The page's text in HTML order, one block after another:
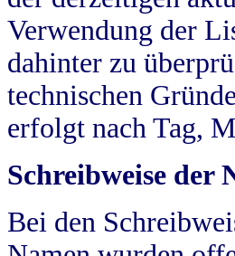
Verwendung der
dahinter zu
technischen
erfolgt nach Tag,
Schreibweise der
Bei den